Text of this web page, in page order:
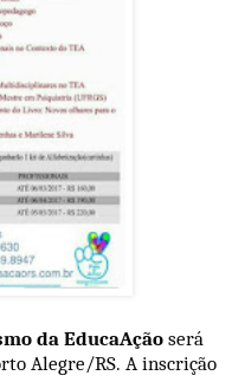
da EducaAção será
Alegre/RS. A inscrição